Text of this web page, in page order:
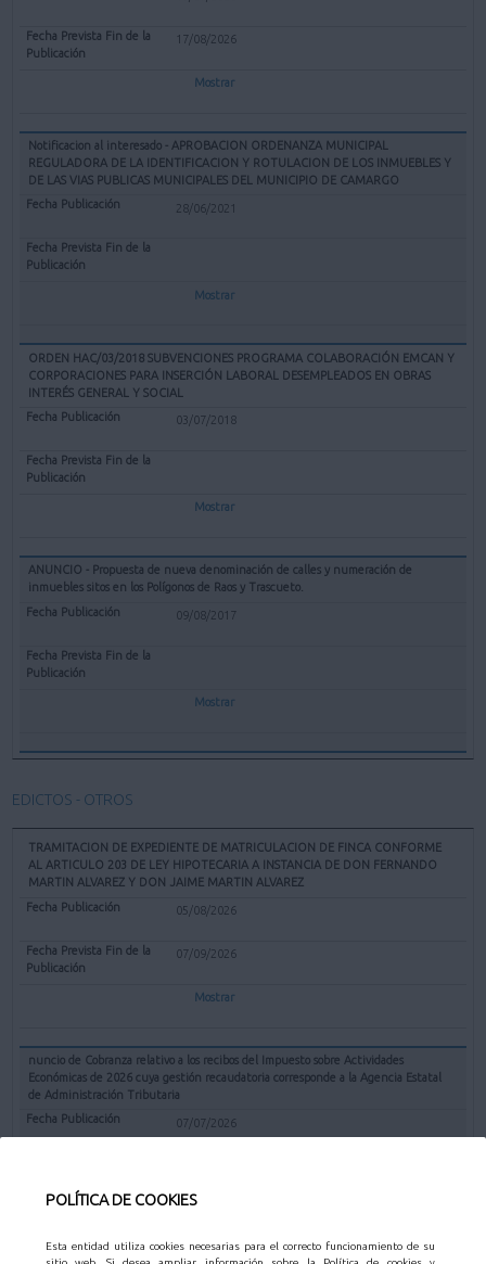
POLÍTICA DE COOKIES
Esta entidad utiliza cookies necesarias para el correcto funcionamiento de su
17/08/2026
Mostrar
Notificacion al interesado - APROBACION ORDENANZA MUNICIPAL
REGULADORA DE LA IDENTIFICACION Y ROTULACION DE LOS INMUEBLES Y
DE LAS VIAS PUBLICAS MUNICIPALES DEL MUNICIPIO DE CAMARGO
28/06/2021
Mostrar
ORDEN HAC/03/2018 SUBVENCIONES PROGRAMA COLABORACIÓN EMCAN Y
CORPORACIONES PARA INSERCIÓN LABORAL DESEMPLEADOS EN OBRAS
INTERÉS GENERAL Y SOCIAL
03/07/2018
Mostrar
ANUNCIO - Propuesta de nueva denominación de calles y numeración de
inmuebles sitos en los Polígonos de Raos y Trascueto.
09/08/2017
Mostrar
EDICTOS - OTROS
TRAMITACION DE EXPEDIENTE DE MATRICULACION DE FINCA CONFORME
AL ARTICULO 203 DE LEY HIPOTECARIA A INSTANCIA DE DON FERNANDO
MARTIN ALVAREZ Y DON JAIME MARTIN ALVAREZ
05/08/2026
07/09/2026
Mostrar
nuncio de Cobranza relativo a los recibos del Impuesto sobre Actividades
Económicas de 2026 cuya gestión recaudatoria corresponde a la Agencia Estatal
de Administración Tributaria
07/07/2026
Mostrar